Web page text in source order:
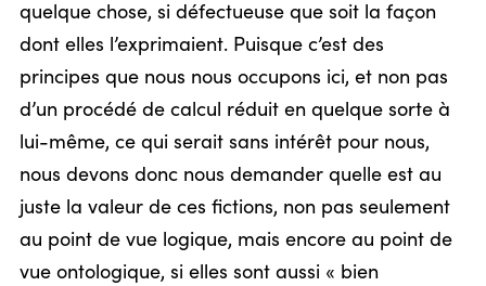
quelque chose, si défectueuse que soit la façon
dont elles l’exprimaient. Puisque c’est des
principes que nous nous occupons ici, et non pas
d’un procédé de calcul réduit en quelque sorte à
lui-même, ce qui serait sans intérêt pour nous,
nous devons donc nous demander quelle est au
juste la valeur de ces fictions, non pas seulement
au point de vue logique, mais encore au point de
vue ontologique, si elles sont aussi « bien